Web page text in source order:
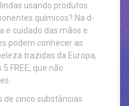
usando produtos
químicos? Na d-
e cuidado das mãos e
podem conhecer as
trazidas da Europa,
FREE, que não
de cinco substâncias